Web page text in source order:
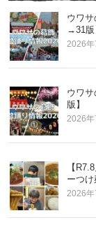
ウワ
→31版
2026年
ウワ
版】
2026年
【
ーつ
2026年